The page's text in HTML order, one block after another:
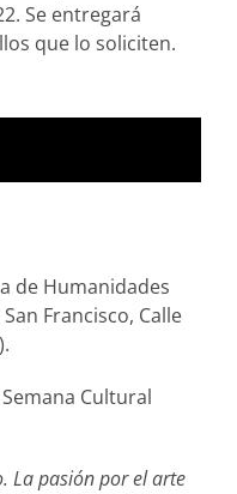
Se entregará
que lo soliciten.
de Humanidades
Francisco, Calle
Cultural
La pasión por el arte